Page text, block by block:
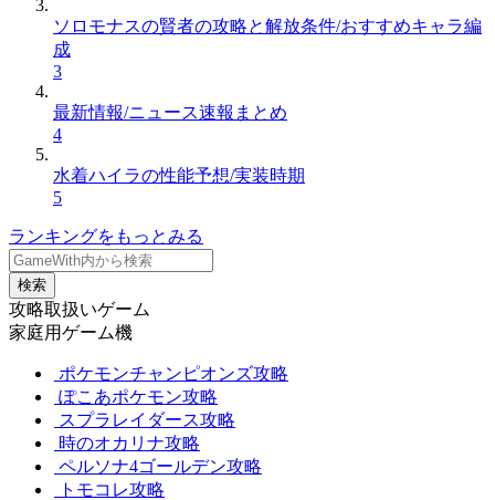
ソロモナスの賢者の攻略と解放条件/おすすめキャラ編
成
3
最新情報/ニュース速報まとめ
4
水着ハイラの性能予想/実装時期
5
ランキングをもっとみる
検索
攻略取扱いゲーム
家庭用ゲーム機
ポケモンチャンピオンズ攻略
ぽこあポケモン攻略
スプラレイダース攻略
時のオカリナ攻略
ペルソナ4ゴールデン攻略
トモコレ攻略